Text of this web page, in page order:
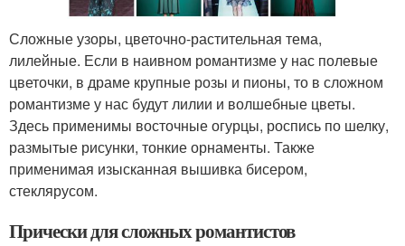
Сложные узоры, цветочно-растительная тема,
лилейные. Если в наивном романтизме у нас полевые
цветочки, в драме крупные розы и пионы, то в сложном
романтизме у нас будут лилии и волшебные цветы.
Здесь применимы восточные огурцы, роспись по шелку,
размытые рисунки, тонкие орнаменты. Также
применимая изысканная вышивка бисером,
стеклярусом.
Прически для сложных романтистов